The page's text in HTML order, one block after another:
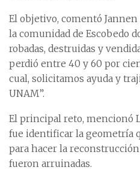
El objetivo, comentó
la comunidad de Escobedo
robadas, destruidas y
perdió entre 40 y 60 por
cual, solicitamos ayuda y
UNAM”.
El principal reto, mencionó
fue identificar la geometría
para hacer la
fueron arruinadas.